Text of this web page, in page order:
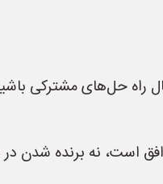
راه حل‌های مشترکی
است، نه برنده شدن